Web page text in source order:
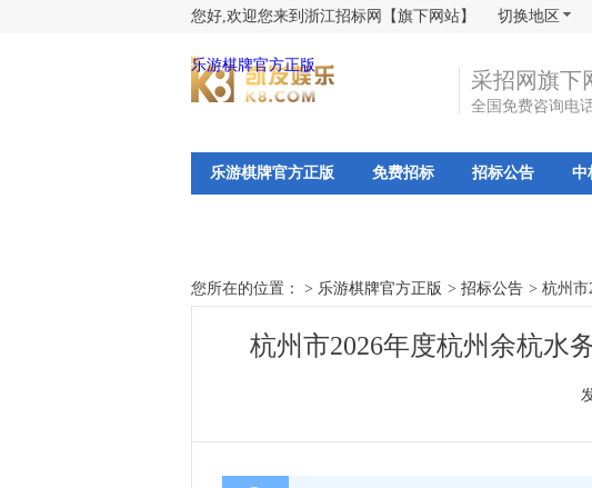
您好,欢迎您来到浙江招标网【旗下网站】 切换地区
乐游棋牌官方正版
采招网旗下
全国免费咨询电话
乐游棋牌官方正版 免费招标 招标公告 中
您所在的位置： > 乐游棋牌官方正版 > 招标公告 > 杭州市
杭州市2026年度杭州余杭水